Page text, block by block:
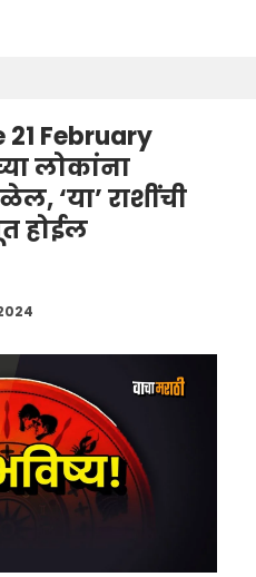
February
लोकांना
‘या’ राशींची
होईल